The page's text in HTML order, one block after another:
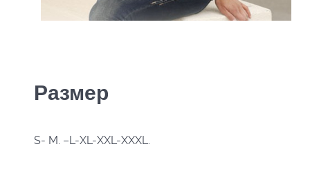
Размер
S- M. –L-XL-XXL-XXXL.